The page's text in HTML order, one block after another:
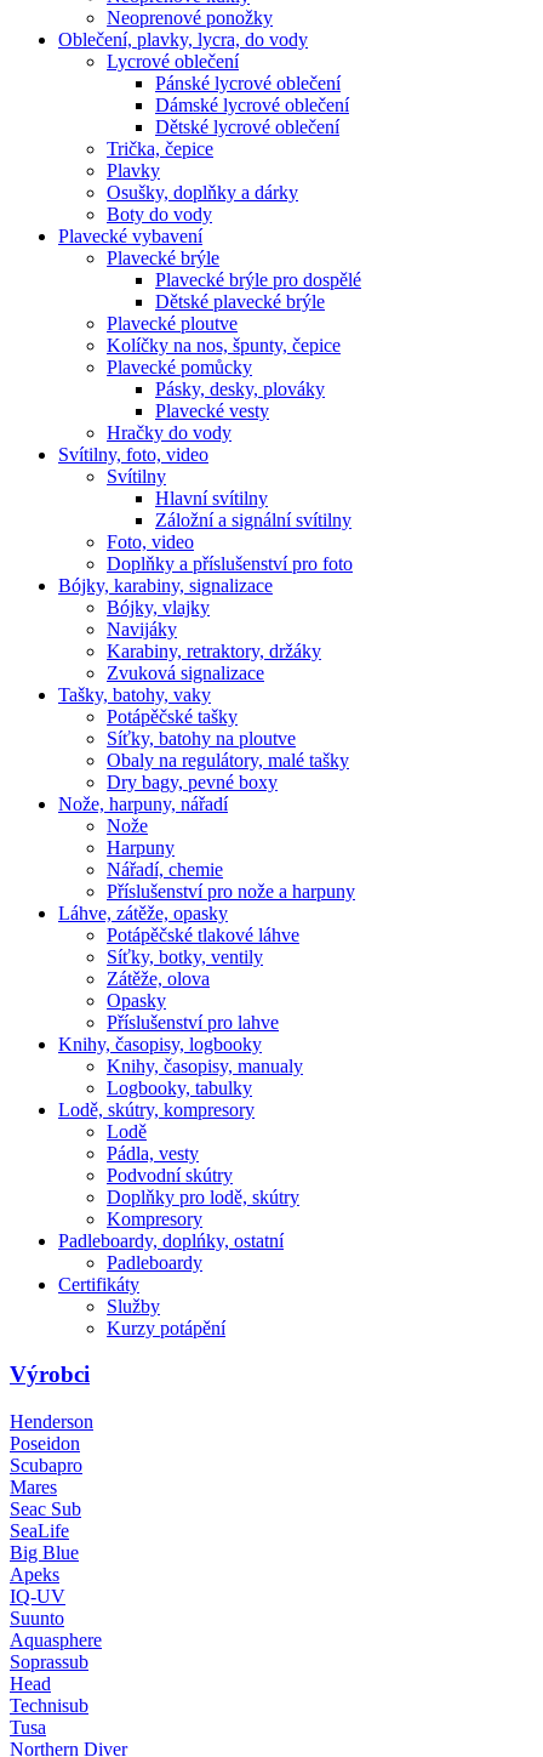
Neoprenové ponožky
Oblečení, plavky, lycra, do vody
Lycrové oblečení
Pánské lycrové oblečení
Dámské lycrové oblečení
Dětské lycrové oblečení
Trička, čepice
Plavky
Osušky, doplňky a dárky
Boty do vody
Plavecké vybavení
Plavecké brýle
Plavecké brýle pro dospělé
Dětské plavecké brýle
Plavecké ploutve
Kolíčky na nos, špunty, čepice
Plavecké pomůcky
Pásky, desky, plováky
Plavecké vesty
Hračky do vody
Svítilny, foto, video
Svítilny
Hlavní svítilny
Záložní a signální svítilny
Foto, video
Doplňky a příslušenství pro foto
Bójky, karabiny, signalizace
Bójky, vlajky
Navijáky
Karabiny, retraktory, držáky
Zvuková signalizace
Tašky, batohy, vaky
Potápěčské tašky
Síťky, batohy na ploutve
Obaly na regulátory, malé tašky
Dry bagy, pevné boxy
Nože, harpuny, nářadí
Nože
Harpuny
Nářadí, chemie
Příslušenství pro nože a harpuny
Láhve, zátěže, opasky
Potápěčské tlakové láhve
Síťky, botky, ventily
Zátěže, olova
Opasky
Příslušenství pro lahve
Knihy, časopisy, logbooky
Knihy, časopisy, manualy
Logbooky, tabulky
Lodě, skútry, kompresory
Lodě
Pádla, vesty
Podvodní skútry
Doplňky pro lodě, skútry
Kompresory
Padleboardy, doplńky, ostatní
Padleboardy
Certifikáty
Služby
Kurzy potápění
Výrobci
Henderson
Poseidon
Scubapro
Mares
Seac Sub
SeaLife
Big Blue
Apeks
IQ-UV
Suunto
Aquasphere
Soprassub
Head
Technisub
Tusa
Northern Diver